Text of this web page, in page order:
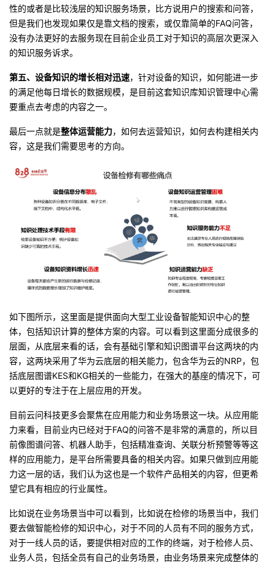
性的或者是比较浅层的知识服务场景，比方说用户的搜索和问答，
但是我们也发现如果仅是靠文档的搜索，或仅靠简单的FAQ问答，
没有办法更好的去服务现在目前企业员工对于知识的高层次更深入
的知识服务诉求。
第五、 设备知识的增长相对迅速，针对设备的知识，如何能进一步
的满足他每日增长的数据规模，是目前这套知识库知识管理中心需
要重点去考虑的内容之一。
最后一点就是整体运营能力，如何去运营知识，如何去构建相关内
容，这是我们需要思考的方向。
如下图所示，这里面是提供面向大型工业设备智能知识中心的整
体，包括知识计算的整体方案的内容。可以看到这里面分成很多的
层面，从底层来看的话，会有基础引擎和知识图谱平台这两块的内
容，这两块采用了华为云底层的相关能力，包含华为云的NRP，包
括底层图谱KES和KG相关的一些能力，在强大的基座的情况下，可
以更好的专注于在上层应用的开发。
目前云问科技更多会聚焦在应用能力和业务场景这一块。从应用能
力来看，目前业内已经对于FAQ的问答不是非常的满意的，所以目
前像图谱问答、机器人助手，包括精准查询、关联分析预警等等这
样的应用能力，是平台所需要具备的相关内容。如果只做到应用能
力这一层的话，我们认为这也是一个软件产品相关的内容，但更希
望它具有相应的行业属性。
比如说在业务场景当中可以看到，比如说在检修的场景当中，我们
要去做智能检修的知识中心，对于不同的人员有不同的服务方式，
对于一线人员的话，要提供相对应的工作的终端，对于检修人员、
业务人员，包括全员有自己的业务场景，由业务场景来完成整体的